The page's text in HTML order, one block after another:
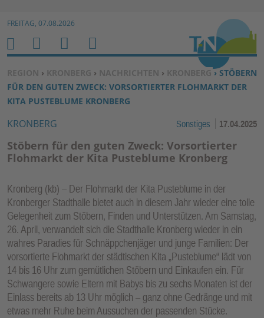
Zum Inhalt springen ↓
FREITAG, 07.08.2026
SIE BEFINDEN SICH HIER:
REGION › KRONBERG › NACHRICHTEN › KRONBERG› STÖBERN
FÜR DEN GUTEN ZWECK: VORSORTIERTER FLOHMARKT DER
KITA PUSTEBLUME KRONBERG
KRONBERG Sonstiges 17.04.2025
Stöbern für den guten Zweck: Vorsortierter
Flohmarkt der Kita Pusteblume Kronberg
Kronberg (kb) – Der Flohmarkt der Kita Pusteblume in der
Kronberger Stadthalle bietet auch in diesem Jahr wieder eine tolle
Gelegenheit zum Stöbern, Finden und Unterstützen. Am Samstag,
26. April, verwandelt sich die Stadthalle Kronberg wieder in ein
wahres Paradies für Schnäppchenjäger und junge Familien: Der
vorsortierte Flohmarkt der städtischen Kita „Pusteblume“ lädt von
14 bis 16 Uhr zum gemütlichen Stöbern und Einkaufen ein. Für
Schwangere sowie Eltern mit Babys bis zu sechs Monaten ist der
Einlass bereits ab 13 Uhr möglich – ganz ohne Gedränge und mit
etwas mehr Ruhe beim Aussuchen der passenden Stücke.
H
O
M
E
M
E
N
U
S
U
C
H
B
E
N
U
E
R
U
N
K
TI
O
N
E
N